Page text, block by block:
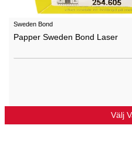
Sweden Bond
Papper Sweden Bond Laser
Välj